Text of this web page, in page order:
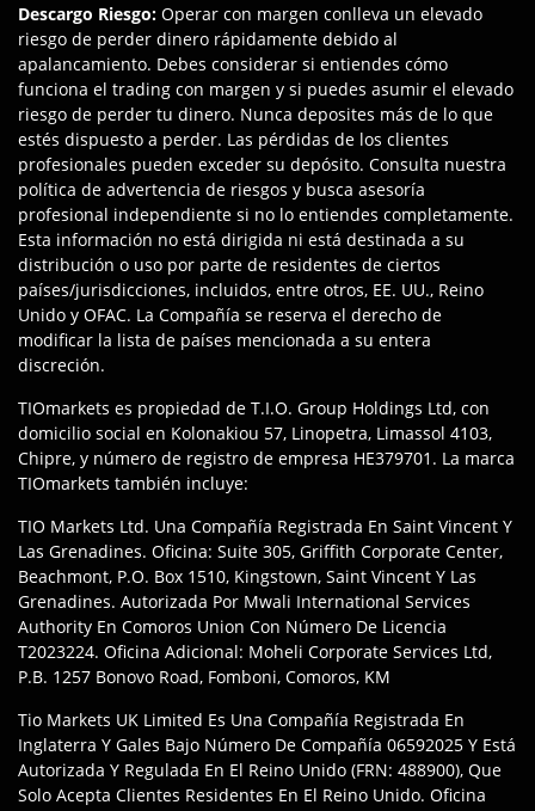
Descargo Riesgo: Operar con margen conlleva un elevado
riesgo de perder dinero rápidamente debido al
apalancamiento. Debes considerar si entiendes cómo
funciona el trading con margen y si puedes asumir el elevado
riesgo de perder tu dinero. Nunca deposites más de lo que
estés dispuesto a perder. Las pérdidas de los clientes
profesionales pueden exceder su depósito. Consulta nuestra
política de advertencia de riesgos y busca asesoría
profesional independiente si no lo entiendes completamente.
Esta información no está dirigida ni está destinada a su
distribución o uso por parte de residentes de ciertos
países/jurisdicciones, incluidos, entre otros, EE. UU., Reino
Unido y OFAC. La Compañía se reserva el derecho de
modificar la lista de países mencionada a su entera
discreción.
TIOmarkets es propiedad de T.I.O. Group Holdings Ltd, con
domicilio social en Kolonakiou 57, Linopetra, Limassol 4103,
Chipre, y número de registro de empresa HE379701. La marca
TIOmarkets también incluye:
TIO Markets Ltd. Una Compañía Registrada En Saint Vincent Y
Las Grenadines. Oficina: Suite 305, Griffith Corporate Center,
Beachmont, P.O. Box 1510, Kingstown, Saint Vincent Y Las
Grenadines. Autorizada Por Mwali International Services
Authority En Comoros Union Con Número De Licencia
T2023224. Oficina Adicional: Moheli Corporate Services Ltd,
P.B. 1257 Bonovo Road, Fomboni, Comoros, KM
Tio Markets UK Limited Es Una Compañía Registrada En
Inglaterra Y Gales Bajo Número De Compañía 06592025 Y Está
Autorizada Y Regulada En El Reino Unido (FRN: 488900), Que
Solo Acepta Clientes Residentes En El Reino Unido. Oficina